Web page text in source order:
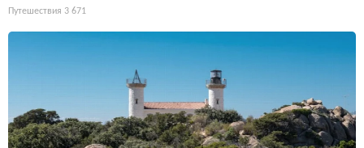
Путешествия 3 671